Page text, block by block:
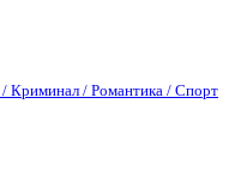
Криминал / Романтика / Спорт